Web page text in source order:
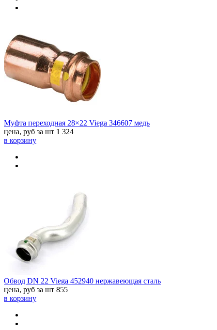
Муфта переходная 28×22 Viega 346607 медь
цена, руб за шт 1 324
в корзину
Обвод DN 22 Viega 452940 нержавеющая сталь
цена, руб за шт 855
в корзину